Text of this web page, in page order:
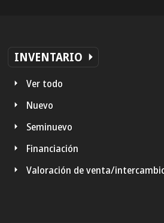
INVENTARIO
Ver todo
Nuevo
Seminuevo
Financiación
Valoración de venta/